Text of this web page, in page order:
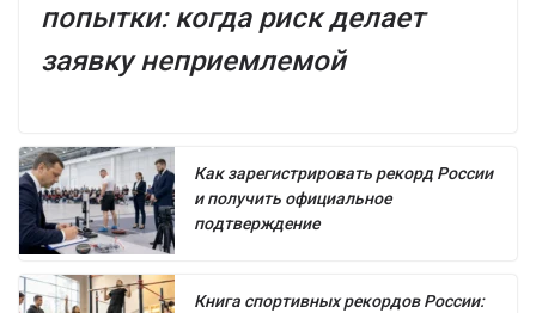
попытки: когда риск делает
заявку неприемлемой
Как зарегистрировать рекорд России
и получить официальное
подтверждение
Книга спортивных рекордов России: